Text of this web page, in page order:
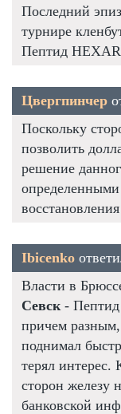
Последний
турнире
Пептид
Цвергпинчер
Поскольку
позволить
решение
Ibicenko
Власти в
Севск - Пептид
причем
поднимал
терял интерес.
сторон железу
банковской